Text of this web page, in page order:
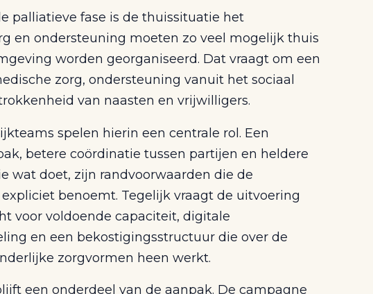
palliatieve fase is de thuissituatie het
en ondersteuning moeten zo veel mogelijk thuis
worden georganiseerd. Dat vraagt om een
zorg, ondersteuning vanuit het sociaal
van naasten en vrijwilligers.
spelen hierin een centrale rol. Een
betere coördinatie tussen partijen en heldere
wat doet, zijn randvoorwaarden die de
benoemt. Tegelijk vraagt de uitvoering
voor voldoende capaciteit, digitale
en een bekostigingsstructuur die over de
zorgvormen heen werkt.
een onderdeel van de aanpak. De campagne